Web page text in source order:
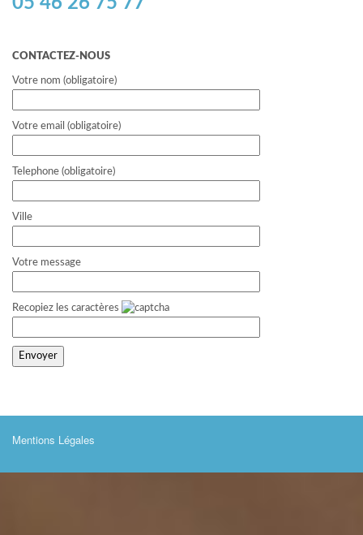
CONTACTEZ-NOUS
Votre nom (obligatoire)
Votre email (obligatoire)
Telephone (obligatoire)
Ville
Votre message
Recopiez les caractères
Mentions Légales